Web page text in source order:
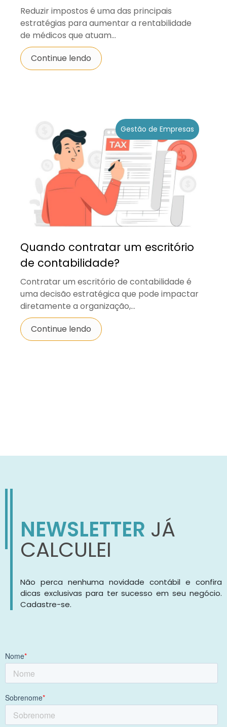
Reduzir impostos é uma das principais
estratégias para aumentar a rentabilidade
de médicos que atuam...
Continue lendo
Gestão de Empresas
Quando contratar um escritório
de contabilidade?
Contratar um escritório de contabilidade é
uma decisão estratégica que pode impactar
diretamente a organização,...
Continue lendo
NEWSLETTER JÁ
CALCULEI
Não perca nenhuma novidade contábil e confira
dicas exclusivas para ter sucesso em seu negócio.
Cadastre-se.